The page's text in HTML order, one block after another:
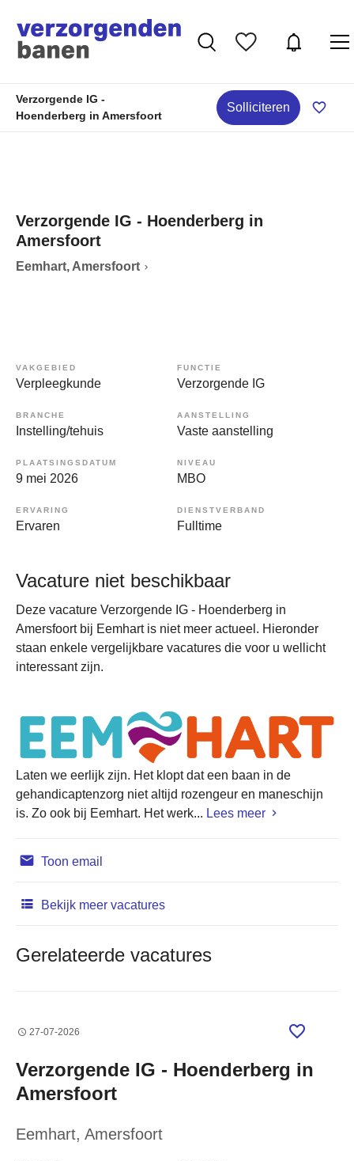
Verzorgende IG -
Hoenderberg in Amersfoort
Solliciteren
Verzorgende IG - Hoenderberg in
Amersfoort
Eemhart, Amersfoort
VAKGEBIED
Verpleegkunde
FUNCTIE
Verzorgende IG
BRANCHE
Instelling/tehuis
AANSTELLING
Vaste aanstelling
PLAATSINGSDATUM
9 mei 2026
NIVEAU
MBO
ERVARING
Ervaren
DIENSTVERBAND
Fulltime
Vacature niet beschikbaar
Deze vacature Verzorgende IG - Hoenderberg in
Amersfoort bij Eemhart is niet meer actueel. Hieronder
staan enkele vergelijkbare vacatures die voor u wellicht
interessant zijn.
Laten we eerlijk zijn. Het klopt dat een baan in de
gehandicaptenzorg niet altijd rozengeur en maneschijn
is. Zo ook bij Eemhart. Het werk... Lees meer
Toon email
Bekijk meer vacatures
Gerelateerde vacatures
27-07-2026
Verzorgende IG - Hoenderberg in
Amersfoort
Eemhart, Amersfoort